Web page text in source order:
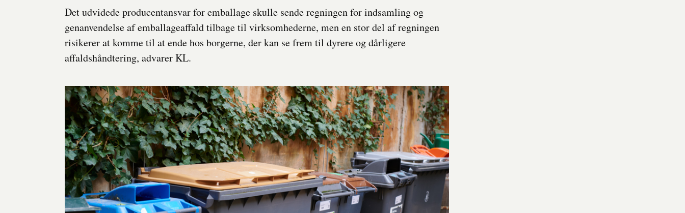
Det udvidede producentansvar for emballage skulle sende regningen for indsamling og
genanvendelse af emballageaffald tilbage til virksomhederne, men en stor del af regningen
risikerer at komme til at ende hos borgerne, der kan se frem til dyrere og dårligere
affaldshåndtering, advarer KL.